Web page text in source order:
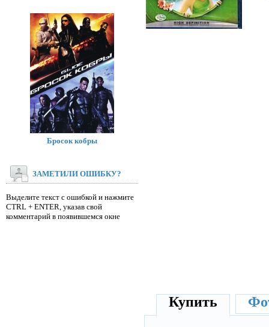
Купить
Бросок кобры
ЗАМЕТИЛИ ОШИБКУ?
Выделите текст с ошибкой и нажмите
CTRL + ENTER, указав свой
комментарий в появившемся окне